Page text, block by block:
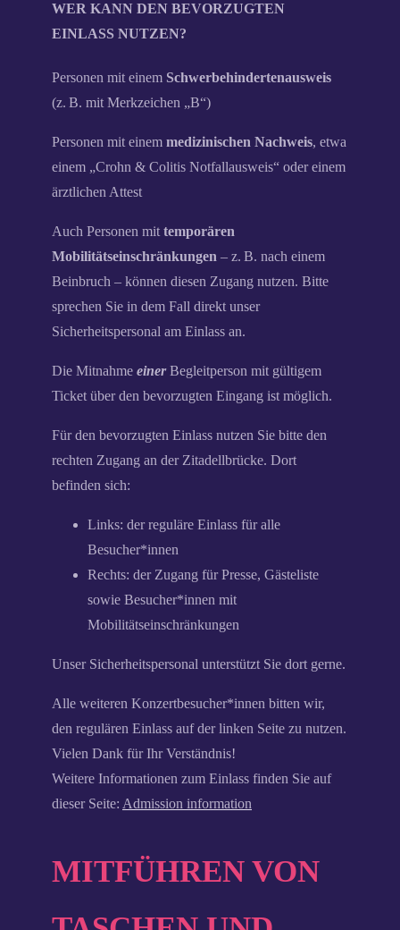
WER KANN DEN BEVORZUGTEN
EINLASS NUTZEN?
Personen mit einem Schwerbehindertenausweis
(z. B. mit Merkzeichen „B“)
Personen mit einem medizinischen Nachweis, etwa
einem „Crohn & Colitis Notfallausweis“ oder einem
ärztlichen Attest
Auch Personen mittemporären
Mobilitätseinschränkungen – z. B. nach einem
Beinbruch – können diesen Zugang nutzen. Bitte
sprechen Sie in dem Fall direkt unser
Sicherheitspersonal am Einlass an.
Die Mitnahme einerBegleitperson mit gültigem
Ticket über den bevorzugten Eingang ist möglich.
Für den bevorzugten Einlass nutzen Sie bitte den
rechten Zugang an der Zitadellbrücke. Dort
befinden sich:
Links: der reguläre Einlass für alle
Besucher*innen
Rechts: der Zugang für Presse, Gästeliste
sowie Besucher*innen mit
Mobilitätseinschränkungen
Unser Sicherheitspersonal unterstützt Sie dort gerne.
Alle weiteren Konzertbesucher*innen bitten wir,
den regulären Einlass auf der linken Seite zu nutzen.
Vielen Dank für Ihr Verständnis!
Weitere Informationen zum Einlass finden Sie auf
dieser Seite: Admission information
MITFÜHREN VON